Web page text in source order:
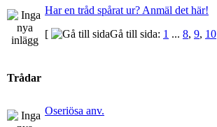
Har en tråd spårat ur? Anmäl det här!
[
Gå till sida: 1 ... 8, 9, 10
Trådar
Oseriösa anv.